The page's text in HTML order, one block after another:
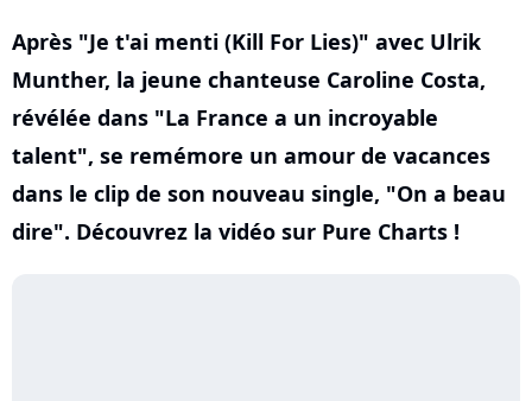
Après "Je t'ai menti (Kill For Lies)" avec Ulrik
Munther, la jeune chanteuse Caroline Costa,
révélée dans "La France a un incroyable
talent", se remémore un amour de vacances
dans le clip de son nouveau single, "On a beau
dire". Découvrez la vidéo sur Pure Charts !